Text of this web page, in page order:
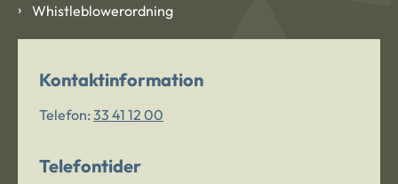
Whistleblowerordning
Kontaktinformation
Telefon: 33 41 12 00
Telefontider